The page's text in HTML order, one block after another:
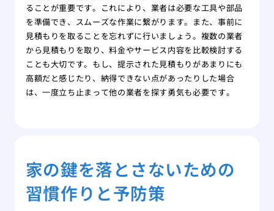
ることが重要です。これにより、業者は必要な工具や部品
を準備でき、スムーズな作業に繋がります。また、事前に
見積もりを取ることを忘れずに行いましょう。複数の業者
から見積もりを取り、料金やサービス内容を比較検討する
ことも大切です。もし、提示された見積もりがあまりにも
高額だと感じたり、納得できない点があったりした場合
は、一度立ち止まって他の業者を探す勇気も必要です。
家の鍵を落とさないための
習慣作りと予防策